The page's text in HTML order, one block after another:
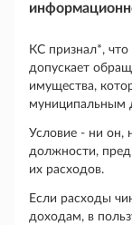
КС признал*,
допускает
имущества,
муниципальным
Условие - ни он,
должности,
их расходов.
Если расходы
доходам, в